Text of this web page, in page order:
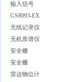
输入信号
GS8093-EX
无纸记录仪
无机质谱仪
安全栅
安全栅
雷达物位计